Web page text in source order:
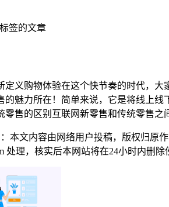
签的文章
定义购物体验在这个快节奏的时代，
的魅力所在！简单来说，它是将线上
零售的区别互联网新零售和传统零售之
本文内容由网络用户投稿，版权归原
处理，核实后本网站将在24小时内删除